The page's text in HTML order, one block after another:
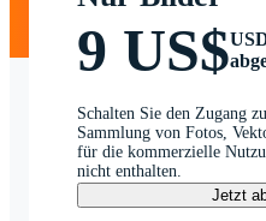
9 US$
Schalten Sie den Zugang
Sammlung von Fotos,
für die kommerzielle
nicht enthalten.
Jetzt